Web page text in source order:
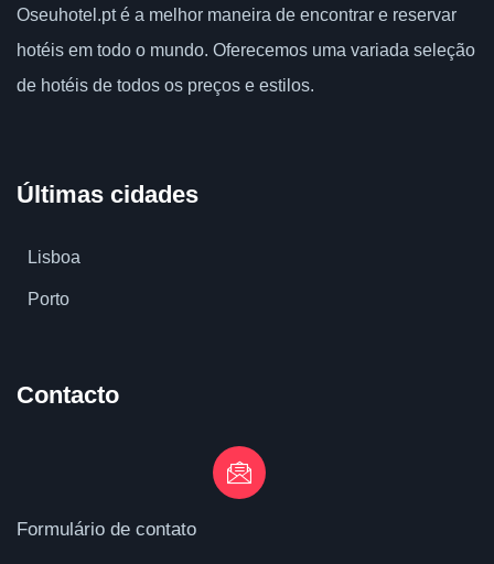
Oseuhotel.pt é a melhor maneira de encontrar e reservar
hotéis em todo o mundo. Oferecemos uma variada seleção
de hotéis de todos os preços e estilos.
Últimas cidades
Lisboa
Porto
Contacto
Formulário de contato